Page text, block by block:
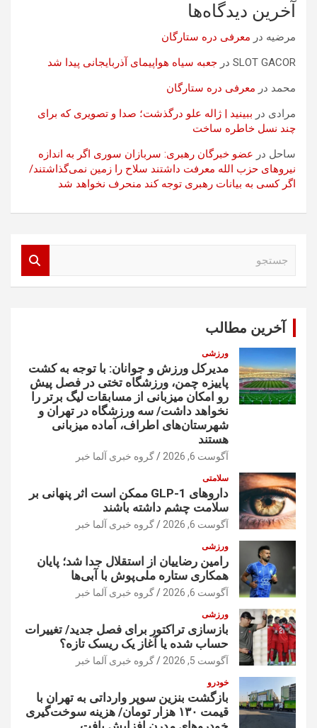
آخرین دیدگاه‌ها
مرضیه در معرفی دره ستارگان
SLOT GACOR در جعبه سیاه هواپیمای آذربایجانی پیدا شد
محمد در معرفی دره ستارگان
مرادی در ببینید | ژاله علو درگذشت؛ صدا و تصویری که برای
چند نسل خاطره ساخت
ساحل در عضو خبرگان رهبری: سربازان سوری اگر به اندازه
نیروهای حزب الله معرفت داشتند سلاح را زمین نمی‌گذاشتند/
اگر کسی به بیانات رهبری توجه کند منحرف نخواهد شد
آخرین مطالب
ورزشی
مدیرکل ورزش و جوانان: با توجه به کشت
پاییزه چمن، ورزشگاه تختی در فصل پیش
رو امکان میزبانی از مسابقات لیگ برتر را
نخواهد داشت/ سه ورزشگاه در تهران و
شهرستان‌های اطراف، آماده میزبانی
هستند
آگوست 6, 2026 گروه خبری آلما خبر
سلامتی
داروهای GLP-1 ممکن است اثر پنهانی بر
سلامت چشم داشته باشند
آگوست 6, 2026 گروه خبری آلما خبر
ورزشی
رامین رضاییان از استقلال جدا شد؛ پایان
همکاری ستاره ملی‌پوش با آبی‌ها
آگوست 6, 2026 گروه خبری آلما خبر
ورزشی
بازسازی تراکتور برای فصل جدید/ تغییرات
حساب شده یا آغاز یک ریسک تازه؟
آگوست 5, 2026 گروه خبری آلما خبر
خودرو
بازگشت بنزین سوپر وارداتی به تهران با
قیمت ۱۳۰ هزار تومان/ هزینه سوخت‌گیری